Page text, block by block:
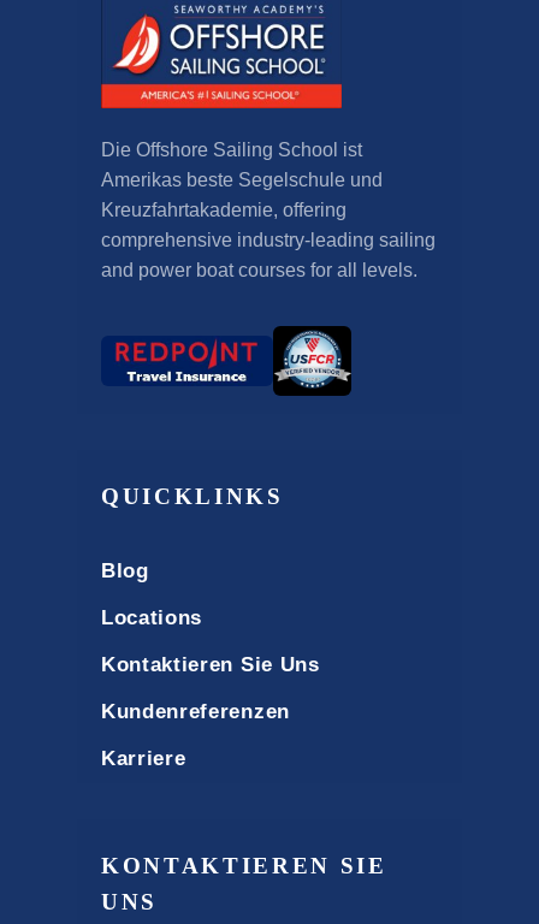
Die Offshore Sailing School ist
Amerikas beste Segelschule und
Kreuzfahrtakademie, offering
comprehensive industry-leading sailing
and power boat courses for all levels.
QUICKLINKS
Blog
Locations
Kontaktieren Sie Uns
Kundenreferenzen
Karriere
KONTAKTIEREN SIE
UNS